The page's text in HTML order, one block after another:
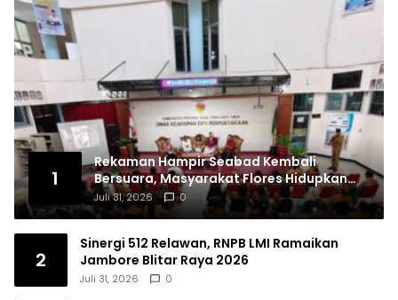
1
Rekaman Hampir Seabad Kembali
Bersuara, Masyarakat Flores Hidupkan
Lagi Ingatan Leluhur
Juli 31, 2026 0
2
Sinergi 512 Relawan, RNPB LMI Ramaikan
Jambore Blitar Raya 2026
Juli 31, 2026 0